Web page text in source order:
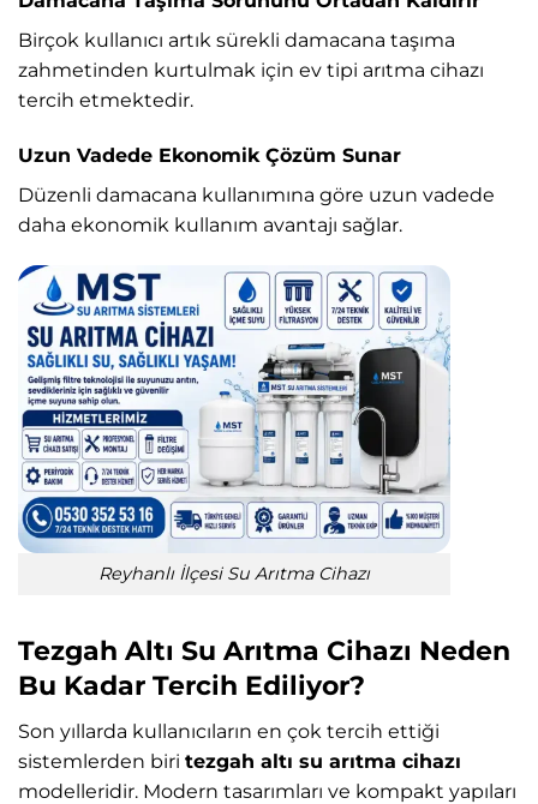
Birçok kullanıcı artık sürekli damacana taşıma
zahmetinden kurtulmak için ev tipi arıtma cihazı
tercih etmektedir.
Uzun Vadede Ekonomik Çözüm Sunar
Düzenli damacana kullanımına göre uzun vadede
daha ekonomik kullanım avantajı sağlar.
Reyhanlı İlçesi Su Arıtma Cihazı
Tezgah Altı Su Arıtma Cihazı Neden
Bu Kadar Tercih Ediliyor?
Son yıllarda kullanıcıların en çok tercih ettiği
sistemlerden biri tezgah altı su arıtma cihazı
modelleridir. Modern tasarımları ve kompakt yapıları